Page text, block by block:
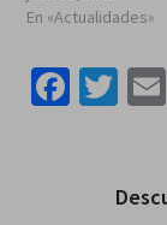
En «Actualidades»